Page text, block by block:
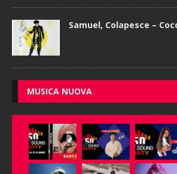
Samuel, Colapesce –
MUSICA NUOVA